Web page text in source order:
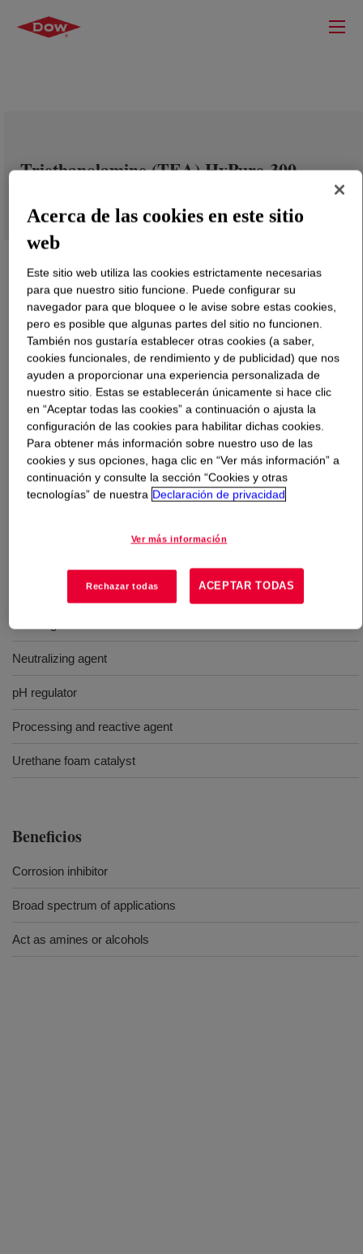
Triethanolamine (TEA) HyPure-300
Qué esTriethanolamine (TEA) HyPure-300?
A colorless to yellow liquid. It is completely soluble in
water and has an ammonia-like smell. It is commonly
used as a base agent in photoresist removal formulation.
300 ppb metal ion limit guarantee.
Photoresist removal
Neutralizing agent
pH regulator
Processing and reactive agent
Urethane foam catalyst
Beneficios
Corrosion inhibitor
Broad spectrum of applications
Act as amines or alcohols
Acerca de las cookies en este sitio
web
Este sitio web utiliza las cookies estrictamente necesarias
para que nuestro sitio funcione. Puede configurar su
navegador para que bloquee o le avise sobre estas cookies,
pero es posible que algunas partes del sitio no funcionen.
También nos gustaría establecer otras cookies (a saber,
cookies funcionales, de rendimiento y de publicidad) que nos
ayuden a proporcionar una experiencia personalizada de
nuestro sitio. Estas se establecerán únicamente si hace clic
en “Aceptar todas las cookies” a continuación o ajusta la
configuración de las cookies para habilitar dichas cookies.
Para obtener más información sobre nuestro uso de las
cookies y sus opciones, haga clic en “Ver más información” a
continuación y consulte la sección “Cookies y otras
tecnologías” de nuestra Declaración de privacidad
Ver más información
Rechazar todas ACEPTAR TODAS